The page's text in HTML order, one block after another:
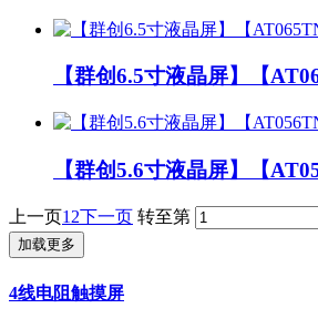
【群创6.5寸液晶屏】【
【群创5.6寸液晶屏】【
上一页1 2下一页 转至第
加载更多
4线电阻触摸屏